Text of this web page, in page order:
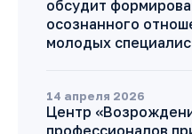
обсудит
осознанного
молодых
14 апреля 2026
Центр
профессионалов